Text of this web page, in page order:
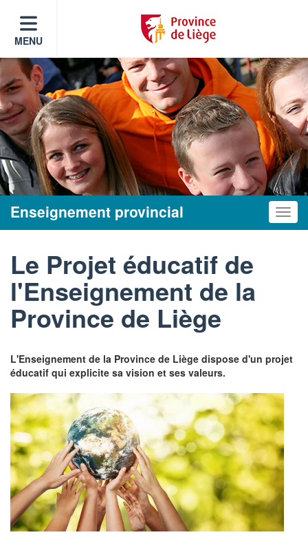
MENU
Enseignement provincial
Le Projet éducatif de
l'Enseignement de la
Province de Liège
L'Enseignement de la Province de Liège dispose d'un projet
éducatif qui explicite sa vision et ses valeurs.